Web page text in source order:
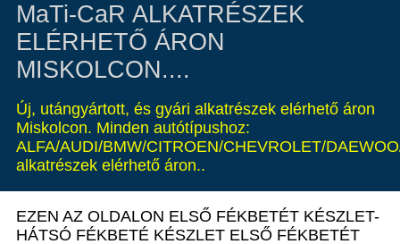
MaTi-CaR ALKATRÉSZEK
ELÉRHETŐ ÁRON
MISKOLCON....
Új, utángyártott, és gyári alkatrészek elérhető áron
Miskolcon. Minden autótípushoz:
ALFA/AUDI/BMW/CITROEN/CHEVROLET/
alkatrészek elérhető áron..
EZEN AZ OLDALON ELSŐ FÉKBETÉT KÉSZLET-
HÁTSÓ FÉKBETÉ KÉSZLET ELSŐ FÉKBETÉT